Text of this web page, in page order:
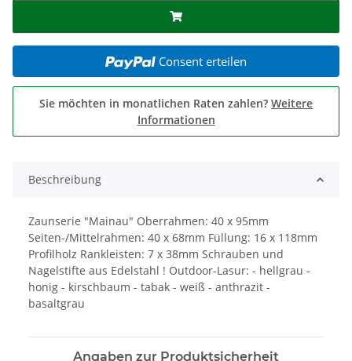
Consent erteilen
Sie möchten in monatlichen Raten zahlen? Weitere
Informationen
Beschreibung
Zaunserie "Mainau" Oberrahmen: 40 x 95mm
Seiten-/Mittelrahmen: 40 x 68mm Füllung: 16 x 118mm
Profilholz Rankleisten: 7 x 38mm Schrauben und
Nagelstifte aus Edelstahl ! Outdoor-Lasur: - hellgrau -
honig - kirschbaum - tabak - weiß - anthrazit -
basaltgrau
Angaben zur Produktsicherheit